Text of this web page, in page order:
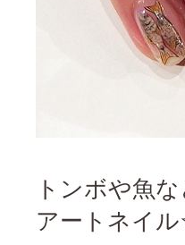
トンボや魚
アートネイ